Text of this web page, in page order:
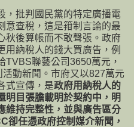
，批判國民黨的特定廣播電
意查稅，這是箝制言論的最
秋後算帳而不敢聲張。政府
用納稅人的錢大買廣告，例
TVBS聯藝公司3650萬元，
動新聞。市府又以827萬元
式宣傳，是政府用納稅人的
明目張膽載明於契約中，明
維持完整性，並與廣告區分
卻任憑政府控制媒介新聞，